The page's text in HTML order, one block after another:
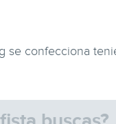
se confecciona